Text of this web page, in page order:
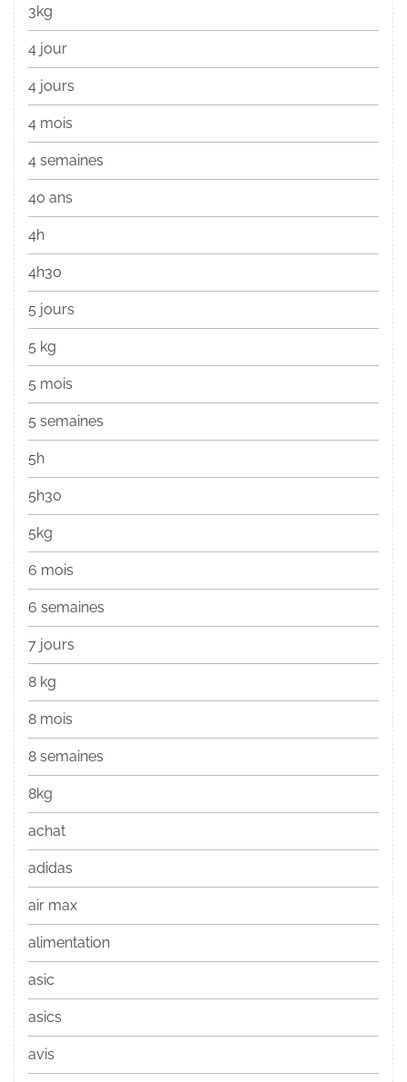
3kg
4 jour
4 jours
4 mois
4 semaines
40 ans
4h
4h30
5 jours
5 kg
5 mois
5 semaines
5h
5h30
5kg
6 mois
6 semaines
7 jours
8 kg
8 mois
8 semaines
8kg
achat
adidas
air max
alimentation
asic
asics
avis